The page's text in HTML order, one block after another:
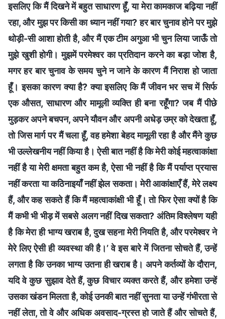
इसलिए कि मैं दिखने में बहुत साधारण हूँ, या मेरा कामकाज बढ़िया नहीं
रहा, और मुझ पर किसी का ध्यान नहीं गया? हर बार चुनाव होने पर मुझे
थोड़ी-सी आशा होती है, और मैं एक टीम अगुआ भी चुन लिया जाऊँ तो
मुझे खुशी होगी। मुझमें परमेश्वर का प्रतिदान करने का बड़ा जोश है,
मगर हर बार चुनाव के समय चुने न जाने के कारण मैं निराश हो जाता
हूँ। इसका कारण क्या है? क्या इसलिए कि मैं जीवन भर सच में सिर्फ
एक औसत, साधारण और मामूली व्यक्ति ही बना रहूँगा? जब मैं पीछे
मुड़कर अपने बचपन, अपने यौवन और अपनी अधेड़ उम्र को देखता हूँ,
तो जिस मार्ग पर मैं चला हूँ, वह हमेशा बेहद मामूली रहा है और मैंने कुछ
भी उल्लेखनीय नहीं किया है। ऐसी बात नहीं है कि मेरी कोई महत्वाकांक्षा
नहीं है या मेरी क्षमता बहुत कम है, ऐसा भी नहीं है कि मैं पर्याप्त प्रयास
नहीं करता या कठिनाइयाँ नहीं झेल सकता। मेरी आकांक्षाएँ हैं, मेरे लक्ष्य
हैं, और कह सकते हैं कि मैं महत्वाकांक्षी भी हूँ। तो फिर ऐसा क्यों है कि
मैं कभी भी भीड़ में सबसे अलग नहीं दिख सकता? अंतिम विश्लेषण यही
है कि मेरा ही भाग्य खराब है, दुख सहना मेरी नियति है, और परमेश्वर ने
मेरे लिए ऐसी ही व्यवस्था की है।’ वे इस बारे में जितना सोचते हैं, उन्हें
लगता है कि उनका भाग्य उतना ही खराब है। अपने कर्तव्यों के दौरान,
यदि वे कुछ सुझाव देते हैं, कुछ विचार व्यक्त करते हैं, और हमेशा उन्हें
उसका खंडन मिलता है, कोई उनकी बात नहीं सुनता या उन्हें गंभीरता से
नहीं लेता, तो वे और अधिक अवसाद-ग्रस्त हो जाते हैं और सोचते हैं,